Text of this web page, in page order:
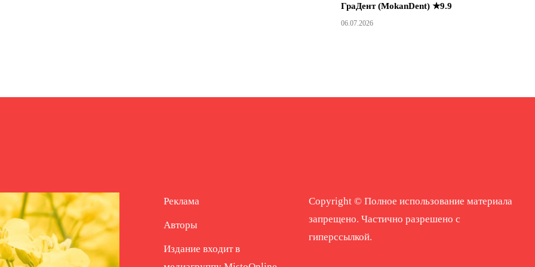
ГраДент (MokanDent) ★9.9
06.07.2026
Реклама
Авторы
Издание входит в
Copyright © Полное использование материала
запрещено. Частично разрешено с
гиперссылкой.